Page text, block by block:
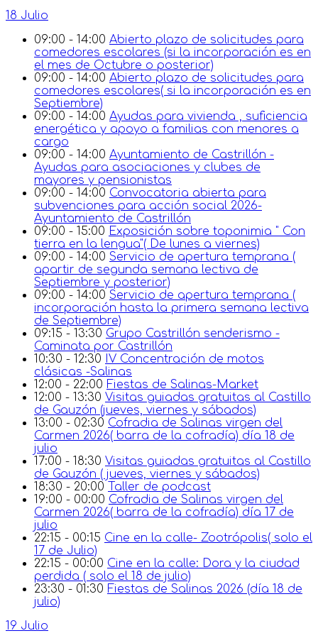
18 Julio
09:00 - 14:00 Abierto plazo de solicitudes para
comedores escolares (si la incorporación es en
el mes de Octubre o posterior)
09:00 - 14:00 Abierto plazo de solicitudes para
comedores escolares( si la incorporación es en
Septiembre)
09:00 - 14:00 Ayudas para vivienda , suficiencia
energética y apoyo a familias con menores a
cargo
09:00 - 14:00 Ayuntamiento de Castrillón -
Ayudas para asociaciones y clubes de
mayores y pensionistas
09:00 - 14:00 Convocatoria abierta para
subvenciones para acción social 2026-
Ayuntamiento de Castrillón
09:00 - 15:00 Exposición sobre toponimia " Con
tierra en la lengua"( De lunes a viernes)
09:00 - 14:00 Servicio de apertura temprana (
apartir de segunda semana lectiva de
Septiembre y posterior)
09:00 - 14:00 Servicio de apertura temprana (
incorporación hasta la primera semana lectiva
de Septiembre)
09:15 - 13:30 Grupo Castrillón senderismo -
Caminata por Castrillón
10:30 - 12:30 IV Concentración de motos
clásicas -Salinas
12:00 - 22:00 Fiestas de Salinas-Market
12:00 - 13:30 Visitas guiadas gratuitas al Castillo
de Gauzón (jueves, viernes y sábados)
13:00 - 02:30 Cofradia de Salinas virgen del
Carmen 2026( barra de la cofradía) día 18 de
julio
17:00 - 18:30 Visitas guiadas gratuitas al Castillo
de Gauzón ( jueves, viernes y sábados)
18:30 - 20:00
Taller de podcast
19:00 - 00:00 Cofradia de Salinas virgen del
Carmen 2026( barra de la cofradía) día 17 de
julio
22:15 - 00:15 Cine en la calle- Zootrópolis( solo el
17 de Julio)
22:15 - 00:00 Cine en la calle: Dora y la ciudad
perdida ( solo el 18 de julio)
23:30 - 01:30 Fiestas de Salinas 2026 (día 18 de
julio)
19 Julio